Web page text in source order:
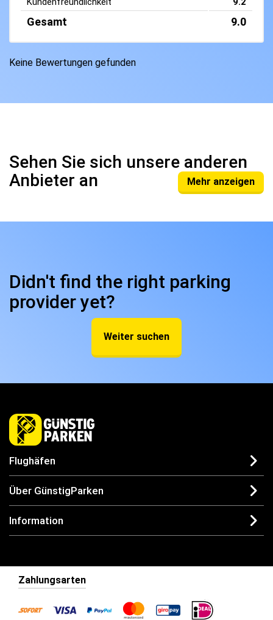
Gesamt 9.0
Keine Bewertungen gefunden
Sehen Sie sich unsere anderen
Anbieter an
Mehr anzeigen
Didn't find the right parking
provider yet?
Weiter suchen
Flughäfen
Über GünstigParken
Information
Zahlungsarten